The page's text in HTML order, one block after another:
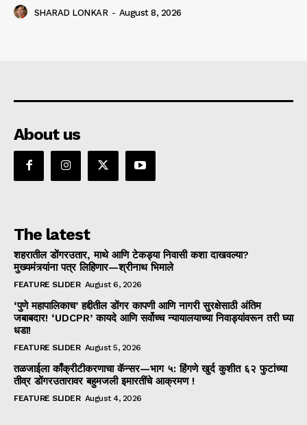
SHARAD LONKAR - August 8, 2026
About us
The latest
शहरातील डोंगरउतार, माथे आणि टेकड्या निवासी कशा दाखवल्या?
मुख्यमंत्र्यांना पत्र लिहिणार—श्रीनाथ भिमाले
FEATURE SLIDER August 6, 2026
‘पुणे महापालिकाच’ हद्दीतील डोंगर कापणी आणि नागरी सुरक्षेसाठी अंतिम
जबाबदार! ‘UDCPR’ कायदे आणि सर्वोच्च न्यायालयाच्या निवाड्यांवरून तरी घ्या
धडा!
FEATURE SLIDER August 5, 2026
तळजाईला काँक्रीटीकरणाचा कॅन्सर—भाग ५: हिंगणे खुर्द कुशीत ६२ फुटांच्या
तीव्र डोंगरउतारावर बहुमजली इमारतींचे आक्रमण !
FEATURE SLIDER August 4, 2026